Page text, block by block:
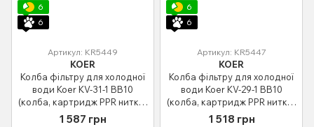
6
6
Артикул: KR5449
KOER
Колба фільтру для холодної
води Koer KV-31-1 ВВ10
(колба, картридж PPR нитка)
8 атмосфер 1" (KR5449)
1 587 грн
6
6
Артикул: KR5447
KOER
Колба фільтру для холодної
води Koer KV-29-1 ВВ10
(колба, картридж PPR нитка)
8 атмосфер 1" (KR5447)
1 518 грн